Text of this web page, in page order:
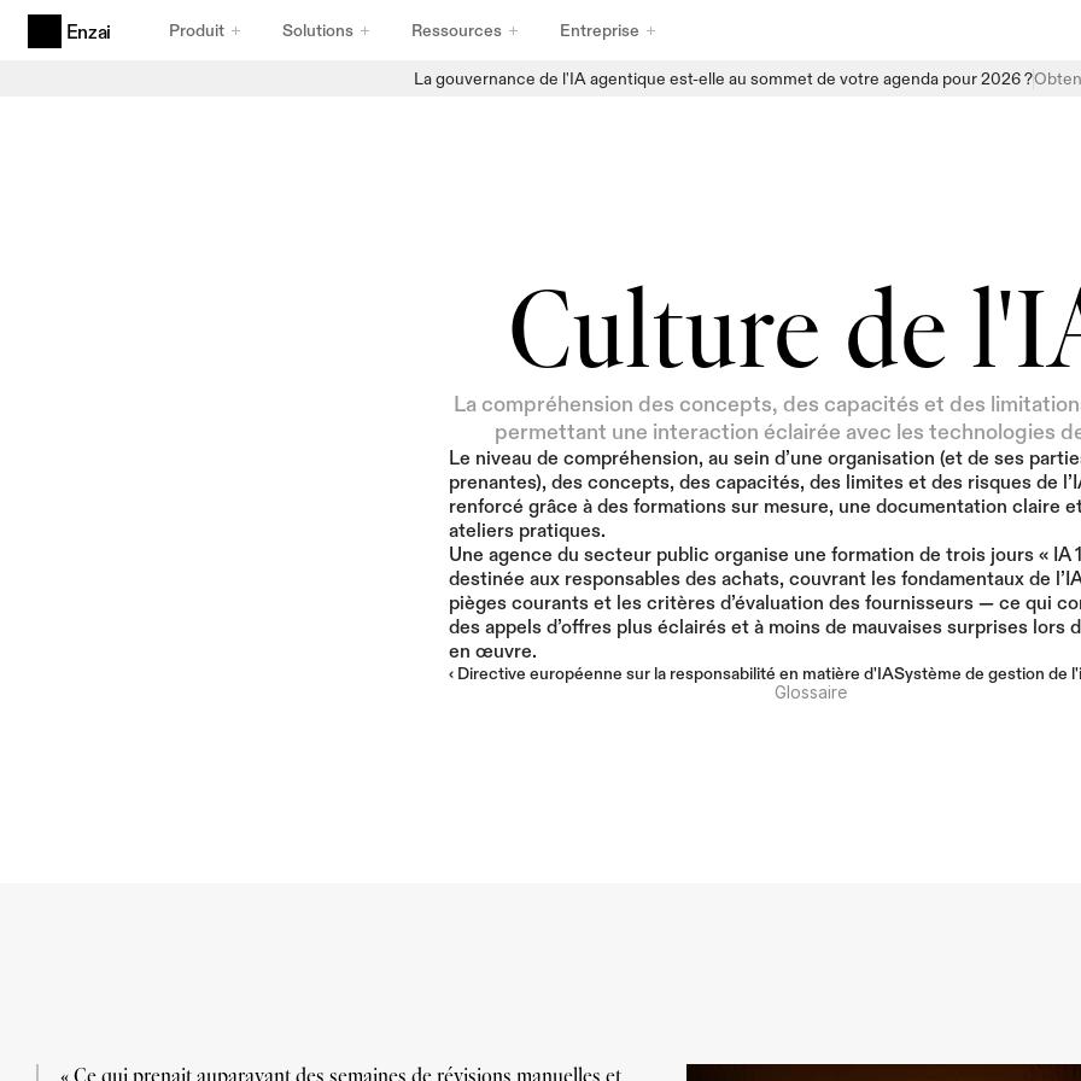
La gouvernance de l'IA agentique est-elle au sommet de votre agenda pour 2026 ?
Enzai Produit Solutions Ressources Entreprise
Culture de
La compréhension des concepts, des capacités et des
permettant une interaction éclairée avec les technologies
Le niveau de compréhension, au sein d’une organisation (et de ses
prenantes), des concepts, des capacités, des limites et des risques de
renforcé grâce à des formations sur mesure, une documentation claire
ateliers pratiques.
Une agence du secteur public organise une formation de trois jours « IA
destinée aux responsables des achats, couvrant les fondamentaux de
pièges courants et les critères d’évaluation des fournisseurs — ce qui
des appels d’offres plus éclairés et à moins de mauvaises surprises lors
en œuvre.
‹ Directive européenne sur la responsabilité en matière d'IASystème de gestion de
Glossaire